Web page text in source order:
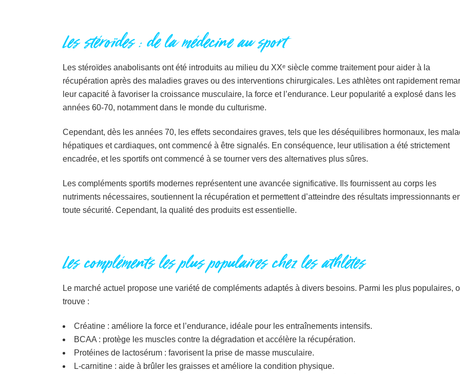
Les stéroïdes : de la médecine au sport
Les stéroïdes anabolisants ont été introduits au milieu du XXᵉ siècle comme traitement pour aider à la
récupération après des maladies graves ou des interventions chirurgicales. Les athlètes ont rapidement
leur capacité à favoriser la croissance musculaire, la force et l’endurance. Leur popularité a explosé dans les
années 60-70, notamment dans le monde du culturisme.
Cependant, dès les années 70, les effets secondaires graves, tels que les déséquilibres hormonaux, les
hépatiques et cardiaques, ont commencé à être signalés. En conséquence, leur utilisation a été strictement
encadrée, et les sportifs ont commencé à se tourner vers des alternatives plus sûres.
Les compléments sportifs modernes représentent une avancée significative. Ils fournissent au corps les
nutriments nécessaires, soutiennent la récupération et permettent d’atteindre des résultats impressionnants
toute sécurité. Cependant, la qualité des produits est essentielle.
Les compléments les plus populaires chez les athlètes
Le marché actuel propose une variété de compléments adaptés à divers besoins. Parmi les plus populaires,
trouve :
Créatine : améliore la force et l’endurance, idéale pour les entraînements intensifs.
BCAA : protège les muscles contre la dégradation et accélère la récupération.
Protéines de lactosérum : favorisent la prise de masse musculaire.
L-carnitine : aide à brûler les graisses et améliore la condition physique.